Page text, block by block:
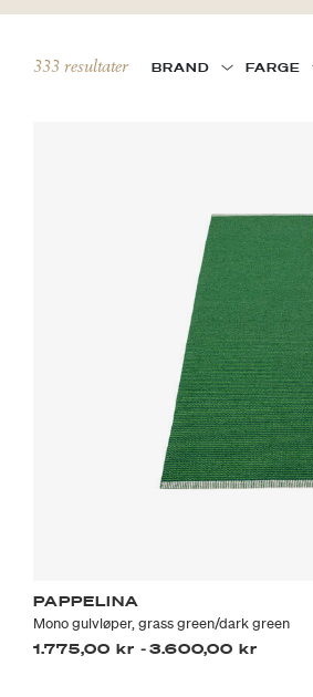
333 resultater BRAND FARGE
PAPPELINA
Mono gulvløper, grass green/dark green
1.775,00 kr -3.600,00 kr